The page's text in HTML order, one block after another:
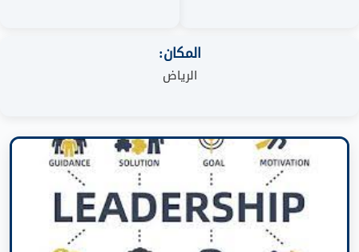
المكان:
الرياض